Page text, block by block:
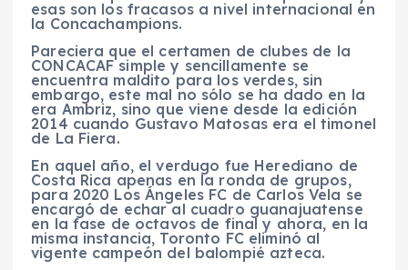
esas son los fracasos a nivel internacional en
la Concachampions.
Pareciera que el certamen de clubes de la
CONCACAF simple y sencillamente se
encuentra maldito para los verdes, sin
embargo, este mal no sólo se ha dado en la
era Ambriz, sino que viene desde la edición
2014 cuando Gustavo Matosas era el timonel
de La Fiera.
En aquel año, el verdugo fue Herediano de
Costa Rica apenas en la ronda de grupos,
para 2020 Los Ángeles FC de Carlos Vela se
encargó de echar al cuadro guanajuatense
en la fase de octavos de final y ahora, en la
misma instancia, Toronto FC eliminó al
vigente campeón del balompié azteca.